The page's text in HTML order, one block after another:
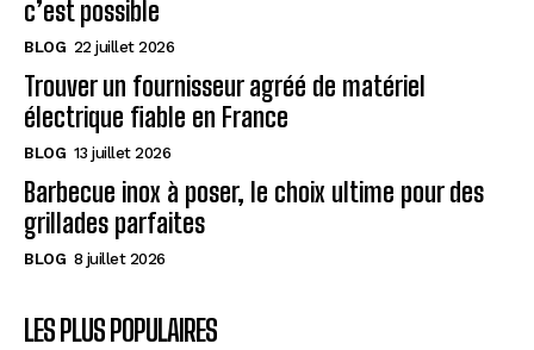
c’est possible
BLOG 22 juillet 2026
Trouver un fournisseur agréé de matériel
électrique fiable en France
BLOG 13 juillet 2026
Barbecue inox à poser, le choix ultime pour des
grillades parfaites
BLOG 8 juillet 2026
LES PLUS POPULAIRES